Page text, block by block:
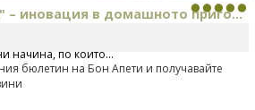
– иновация в домашното приго...
предлагането на изцяло нов
начина, по който...
бюлетин на Бон Апети и получавайте